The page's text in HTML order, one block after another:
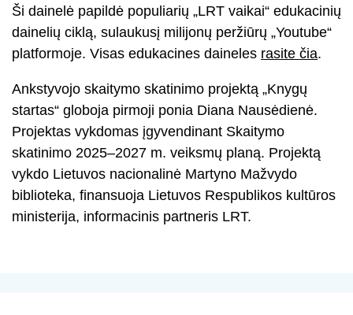
Ši dainelė papildė populiarių „LRT vaikai“ edukacinių
dainelių ciklą, sulaukusį milijonų peržiūrų „Youtube“
platformoje. Visas edukacines daineles rasite čia.
Ankstyvojo skaitymo skatinimo projektą „Knygų
startas“ globoja pirmoji ponia Diana Nausėdienė.
Projektas vykdomas įgyvendinant Skaitymo
skatinimo 2025–2027 m. veiksmų planą. Projektą
vykdo Lietuvos nacionalinė Martyno Mažvydo
biblioteka, finansuoja Lietuvos Respublikos kultūros
ministerija, informacinis partneris LRT.